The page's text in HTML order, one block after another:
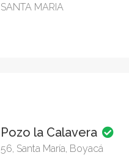
SANTA MARIA
Pozo la Calavera
56, Santa María, Boyacá